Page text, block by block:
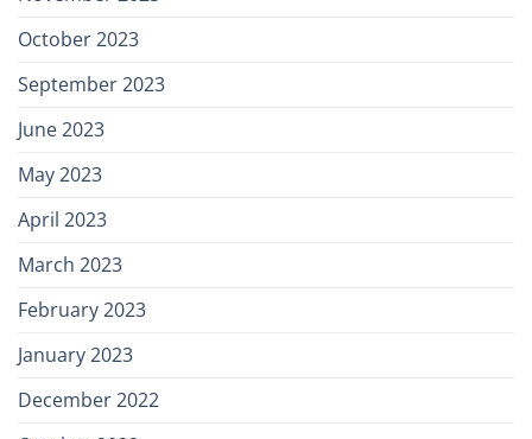
October 2023
September 2023
June 2023
May 2023
April 2023
March 2023
February 2023
January 2023
December 2022